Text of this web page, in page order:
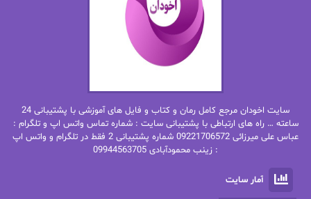
بهار سلطانی
بهاره شیرازی
بهاره.م
بیتا فرخی
پاتریشیا ویلسون پرتو فرهمند
پرستو اسحقی
پرستو مهاجر
سایت اخودان مرجع کامل رمان و کتاب و فایل های آموزشی با پشتیبانی 24
ساعته … راه های ارتباطی با پشتیبانی سایت : شماره تماس واتس اپ و تلگرام :
عباس علی میرزائی 09221706572 شماره پشتیبانی 2 فقط در تلگرام و واتس اپ
: زینب محمودآبادی 09944563705
آمار سایت